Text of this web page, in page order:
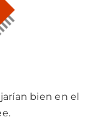
bien en el